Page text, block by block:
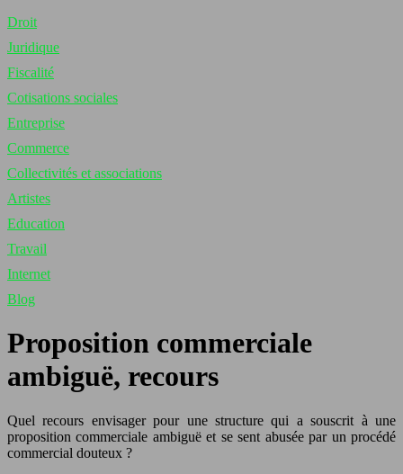
Droit
Juridique
Fiscalité
Cotisations sociales
Entreprise
Commerce
Collectivités et associations
Artistes
Education
Travail
Internet
Blog
Proposition commerciale
ambiguë, recours
Quel recours envisager pour une structure qui a souscrit à une
proposition commerciale ambiguë et se sent abusée par un procédé
commercial douteux ?